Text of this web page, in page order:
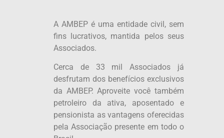
A AMBEP é uma entidade civil, sem
fins lucrativos, mantida pelos seus
Associados.
Cerca de 33 mil Associados já
desfrutam dos benefícios exclusivos
da AMBEP. Aproveite você também
petroleiro da ativa, aposentado e
pensionista as vantagens oferecidas
pela Associação presente em todo o